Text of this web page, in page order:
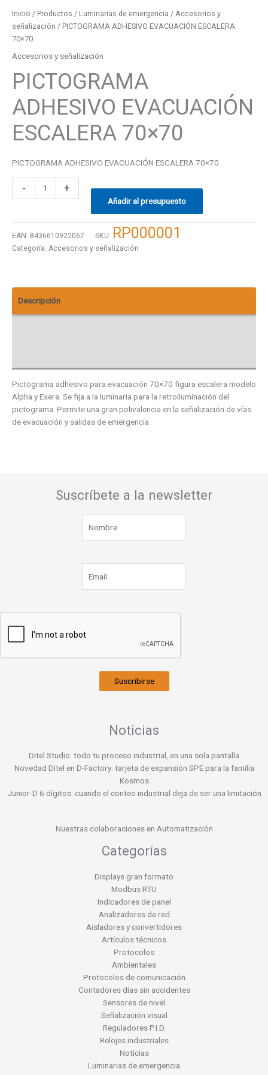
Inicio / Productos / Luminarias de emergencia / Accesorios y
señalización / PICTOGRAMA ADHESIVO EVACUACIÓN ESCALERA
70×70
Accesorios y señalización
PICTOGRAMA
ADHESIVO EVACUACIÓN
ESCALERA 70×70
PICTOGRAMA ADHESIVO EVACUACIÓN ESCALERA 70×70
- +
Añadir al presupuesto
EAN: 8436610922067 SKU: RP000001
Categoría: Accesorios y señalización
Descripción
Pictograma adhesivo para evacuación 70×70 figura escalera modelo
Alpha y Esera. Se fija a la luminaria para la retroiluminación del
pictograma. Permite una gran polivalencia en la señalización de vías
de evacuación y salidas de emergencia.
Suscríbete a la newsletter
Suscribirse
Noticias
Ditel Studio: todo tu proceso industrial, en una sola pantalla
Novedad Ditel en D-Factory: tarjeta de expansión SPE para la familia
Kosmos
Junior-D 6 dígitos: cuando el conteo industrial deja de ser una limitación
Nuestras colaboraciones en Automatización
Categorías
Displays gran formato
Modbus RTU
Indicadores de panel
Analizadores de red
Aisladores y convertidores
Artículos técnicos
Protocolos
Ambientales
Protocolos de comunicación
Contadores días sin accidentes
Sensores de nivel
Señalización visual
Reguladores P.I.D.
Relojes industriales
Notícias
Luminarias de emergencia